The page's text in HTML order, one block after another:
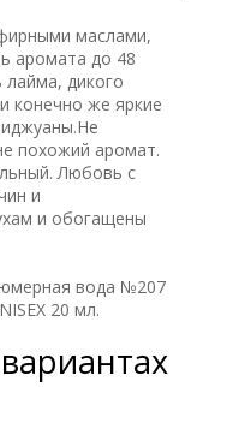
маслами,
аромата до 48
лайма, дикого
конечно же яркие
похожий аромат.
Любовь с
и
и обогащены
вода №207
20 мл.